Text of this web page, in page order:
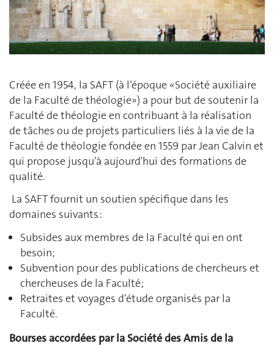
Créée en 1954, la SAFT (à l’époque «Société auxiliaire
de la Faculté de théologie») a pour but de soutenir la
Faculté de théologie en contribuant à la réalisation
de tâches ou de projets particuliers liés à la vie de la
Faculté de théologie fondée en 1559 par Jean Calvin et
qui propose jusqu'à aujourd'hui des formations de
qualité.
La SAFT fournit un soutien spécifique dans les
domaines suivants :
Subsides aux membres de la Faculté qui en ont
besoin;
Subvention pour des publications de chercheurs et
chercheuses de la Faculté;
Retraites et voyages d’étude organisés par la
Faculté.
Bourses accordées par la Société des Amis de la